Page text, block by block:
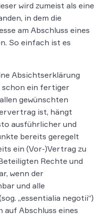
wird zumeist als eine
in dem die
am Abschluss eines
So einfach ist es
Absichtserklärung
schon ein fertiger
gewünschten
ist, hängt
ausführlicher und
bereits geregelt
ein (Vor-)Vertrag zu
Rechte und
wenn der
und alle
„essentialia negotii“)
auf Abschluss eines